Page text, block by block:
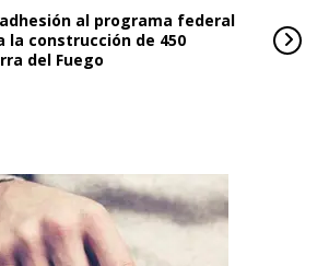
al programa federal
la construcción de 450
del Fuego